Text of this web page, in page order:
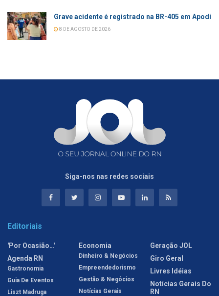
Grave acidente é registrado na BR-405 em Apodi
8 DE AGOSTO DE 2026
Siga-nos nas redes sociais
Editoriais
'Por Ocasião…'
Agenda RN
Gastronomia
Guia De Eventos
Liszt Madruga
Economia
Dinheiro & Negócios
Empreendedorismo
Gestão & Negócios
Notícias Gerais
Geração JOL
Giro Geral
Livres Idéias
Notícias Gerais Do
RN